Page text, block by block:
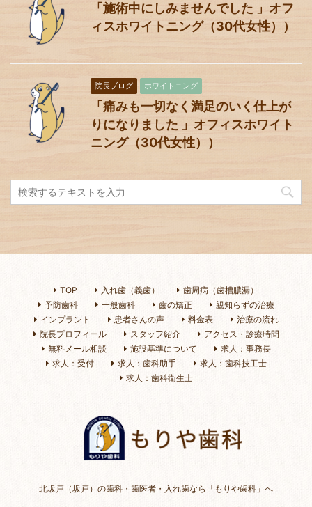
「施術中にしみませんでした 」オフ
ィスホワイトニング（30代女性））
院長ブログ ホワイトニング
「痛みも一切なく満足のいく仕上が
りになりました 」オフィスホワイト
ニング（30代女性））
TOP 入れ歯（義歯）
歯周病（歯槽膿漏）
予防歯科
一般歯科 歯の矯正
親知らずの治療
インプラント
患者さんの声 料金表
治療の流れ
院長プロフィール
スタッフ紹介
アクセス・診療時間
無料メール相談
施設基準について
求人：事務長
求人：受付
求人：歯科助手
求人：歯科技工士
求人：歯科衛生士
北坂戸（坂戸）の歯科・歯医者・入れ歯なら「もりや歯科」へ